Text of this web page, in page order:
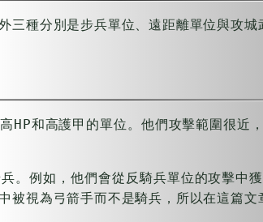
三種分別是步兵單位、遠距離單位與攻城
HP和高護甲的單位。他們攻擊範圍很近
。例如，他們會從反騎兵單位的攻擊中
被視為弓箭手而不是騎兵，所以在這篇文